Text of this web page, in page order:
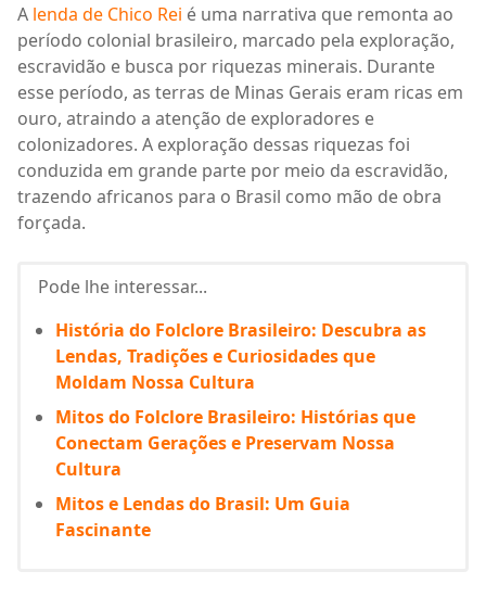
A lenda de Chico Rei é uma narrativa que remonta ao
período colonial brasileiro, marcado pela exploração,
escravidão e busca por riquezas minerais. Durante
esse período, as terras de Minas Gerais eram ricas em
ouro, atraindo a atenção de exploradores e
colonizadores. A exploração dessas riquezas foi
conduzida em grande parte por meio da escravidão,
trazendo africanos para o Brasil como mão de obra
forçada.
Pode lhe interessar...
História do Folclore Brasileiro: Descubra as
Lendas, Tradições e Curiosidades que
Moldam Nossa Cultura
Mitos do Folclore Brasileiro: Histórias que
Conectam Gerações e Preservam Nossa
Cultura
Mitos e Lendas do Brasil: Um Guia
Fascinante